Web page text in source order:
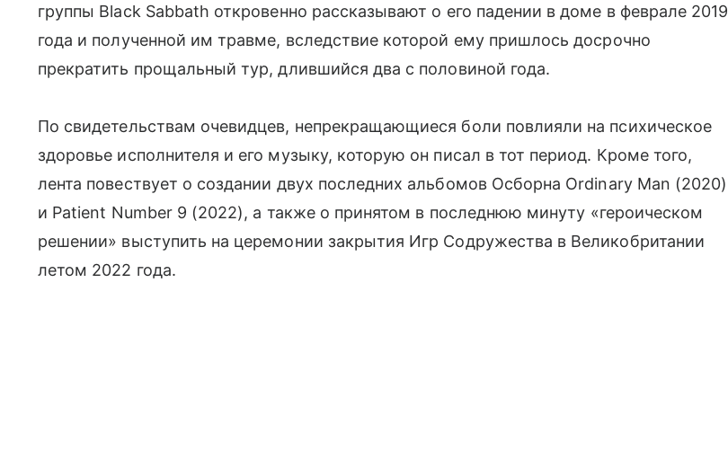
группы Black Sabbath откровенно рассказывают о его падении в доме в феврале 2019
года и полученной им травме, вследствие которой ему пришлось досрочно
прекратить прощальный тур, длившийся два с половиной года.
По свидетельствам очевидцев, непрекращающиеся боли повлияли на психическое
здоровье исполнителя и его музыку, которую он писал в тот период. Кроме того,
лента повествует о создании двух последних альбомов Осборна Ordinary Man (2020)
и Patient Number 9 (2022), а также о принятом в последнюю минуту «героическом
решении» выступить на церемонии закрытия Игр Содружества в Великобритании
летом 2022 года.